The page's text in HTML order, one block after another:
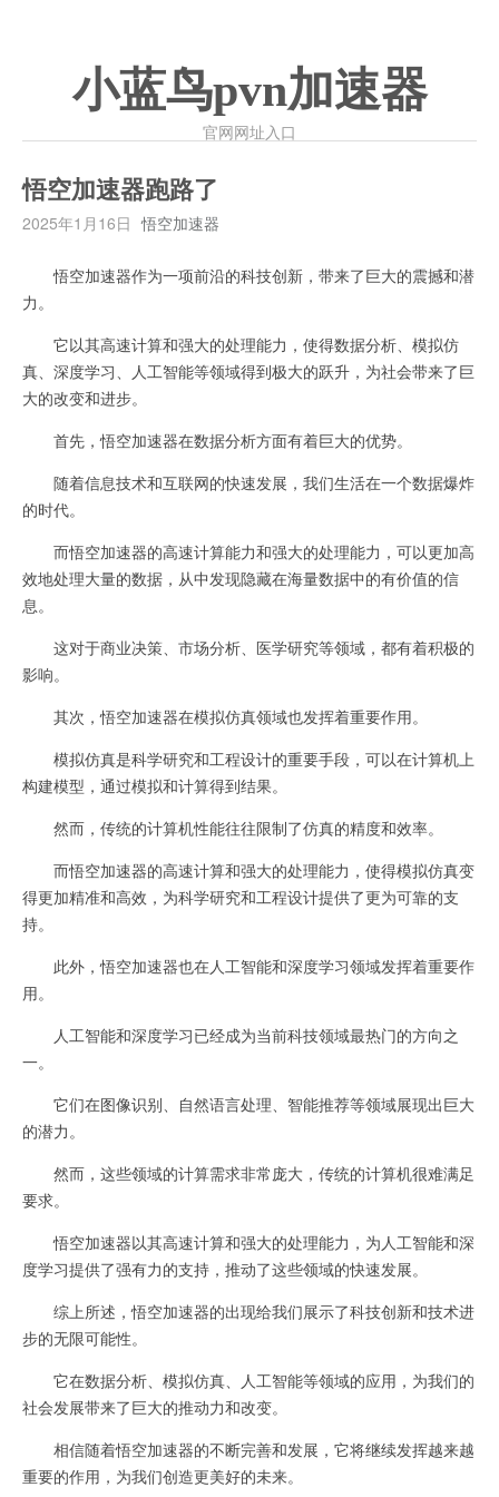
小蓝鸟pvn加速器
官网网址入口
悟空加速器跑路了
2025年1月16日 悟空加速器
悟空加速器作为一项前沿的科技创新，带来了巨大的震撼和潜
力。
它以其高速计算和强大的处理能力，使得数据分析、模拟仿
真、深度学习、人工智能等领域得到极大的跃升，为社会带来了巨
大的改变和进步。
首先，悟空加速器在数据分析方面有着巨大的优势。
随着信息技术和互联网的快速发展，我们生活在一个数据爆炸
的时代。
而悟空加速器的高速计算能力和强大的处理能力，可以更加高
效地处理大量的数据，从中发现隐藏在海量数据中的有价值的信
息。
这对于商业决策、市场分析、医学研究等领域，都有着积极的
影响。
其次，悟空加速器在模拟仿真领域也发挥着重要作用。
模拟仿真是科学研究和工程设计的重要手段，可以在计算机上
构建模型，通过模拟和计算得到结果。
然而，传统的计算机性能往往限制了仿真的精度和效率。
而悟空加速器的高速计算和强大的处理能力，使得模拟仿真变
得更加精准和高效，为科学研究和工程设计提供了更为可靠的支
持。
此外，悟空加速器也在人工智能和深度学习领域发挥着重要作
用。
人工智能和深度学习已经成为当前科技领域最热门的方向之
一。
它们在图像识别、自然语言处理、智能推荐等领域展现出巨大
的潜力。
然而，这些领域的计算需求非常庞大，传统的计算机很难满足
要求。
悟空加速器以其高速计算和强大的处理能力，为人工智能和深
度学习提供了强有力的支持，推动了这些领域的快速发展。
综上所述，悟空加速器的出现给我们展示了科技创新和技术进
步的无限可能性。
它在数据分析、模拟仿真、人工智能等领域的应用，为我们的
社会发展带来了巨大的推动力和改变。
相信随着悟空加速器的不断完善和发展，它将继续发挥越来越
重要的作用，为我们创造更美好的未来。